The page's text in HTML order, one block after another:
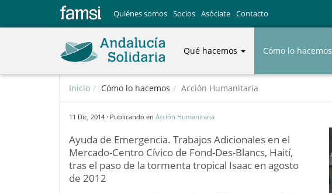
Quiénes somos Socios Asóciate Contacto
Qué hacemos Cómo lo hacemos
Inicio Cómo lo hacemos Acción Humanitaria
11 Dic, 2014 · Publicando en Acción Humanitaria
Ayuda de Emergencia. Trabajos Adicionales en el
Mercado-Centro Cívico de Fond-Des-Blancs, Haití,
tras el paso de la tormenta tropical Isaac en agosto
de 2012